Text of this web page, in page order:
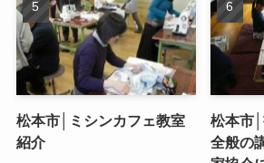
松本市│ミシンカフェ教室
紹介
松本市
全般の